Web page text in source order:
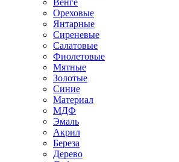
Венге
Ореховые
Янтарные
Сиреневые
Салатовые
Фиолетовые
Мятные
Золотые
Синие
Материал
МДФ
Эмаль
Акрил
Береза
Дерево